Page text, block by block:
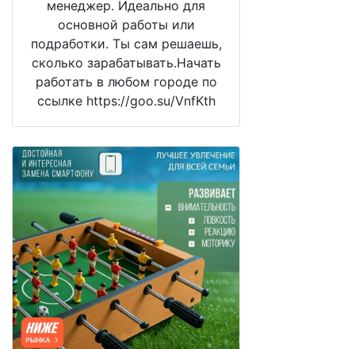
менеджер. Идеально для
основной работы или
подработки. Ты сам решаешь,
сколько зарабатывать.Начать
работать в любом городе по
ссылке https://goo.su/VnfKth